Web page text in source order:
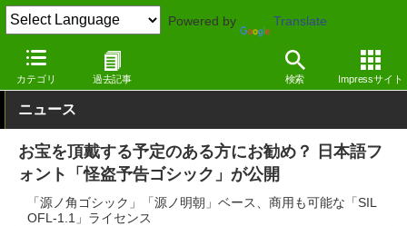
Powered by Translate
カテゴリ 過去記事 検索 Impressサイト
窓の杜 オフィス・ドキュメント 日本語（漢字あり）
ニュース
お宝を頂戴する予定のある方にお勧め？ 日本語フ
ォント「怪盗予告ゴシック」が公開
「源ノ角ゴシック」「源ノ明朝」ベース、商用も可能な「SIL
OFL-1.1」ライセンス